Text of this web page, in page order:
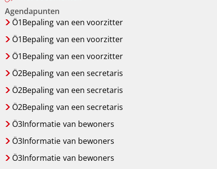
Agendapunten
Ö1Bepaling van een voorzitter
Ö1Bepaling van een voorzitter
Ö1Bepaling van een voorzitter
Ö2Bepaling van een secretaris
Ö2Bepaling van een secretaris
Ö2Bepaling van een secretaris
Ö3Informatie van bewoners
Ö3Informatie van bewoners
Ö3Informatie van bewoners